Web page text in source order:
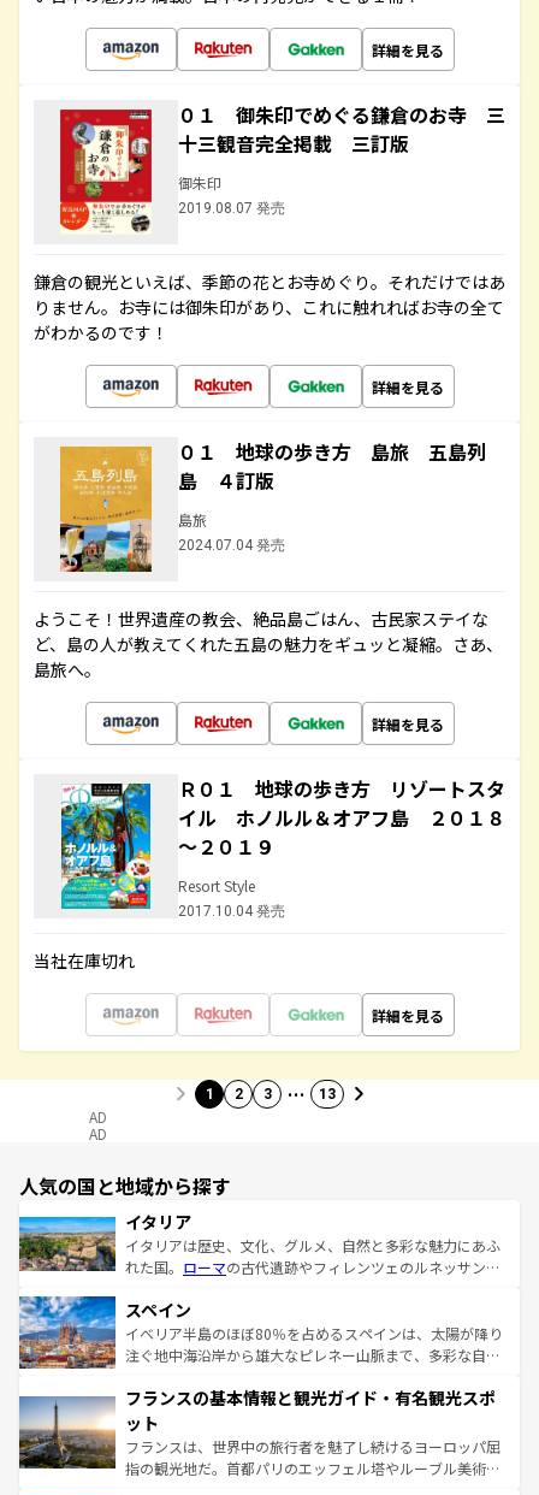
詳細を見る
０１ 御朱印でめぐる鎌倉のお寺 三
十三観音完全掲載 三訂版
御朱印
2019.08.07 発売
鎌倉の観光といえば、季節の花とお寺めぐり。それだけではあ
りません。お寺には御朱印があり、これに触れればお寺の全て
がわかるのです！
詳細を見る
０１ 地球の歩き方 島旅 五島列
島 ４訂版
島旅
2024.07.04 発売
ようこそ！世界遺産の教会、絶品島ごはん、古民家ステイな
ど、島の人が教えてくれた五島の魅力をギュッと凝縮。さあ、
島旅へ。
詳細を見る
Ｒ０１ 地球の歩き方 リゾートスタ
イル ホノルル＆オアフ島 ２０１８
～２０１９
Resort Style
2017.10.04 発売
当社在庫切れ
詳細を見る
1 2 3 … 13
AD
AD
人気の国と地域から探す
イタリア
イタリアは歴史、文化、グルメ、自然と多彩な魅力にあふ
れた国。 ローマの古代遺跡やフィレンツェのルネッサンス
ろん、トスカーナの美しい田園風景やアマルフィ海岸の絶
景など、自然景観も見逃せない。観光の合間には、本場の
ピザやパスタなど、絶品のイタリア料理を堪能することも
ませてくれるイタリアで、忘れられない旅をしてみよう！
なお、新着のイタリア情報は
しい。
スペイン
イベリア半島のほぼ80％を占めるスペインは、太陽が降り
注ぐ地中海沿岸から雄大なピレネー山脈まで、多彩な自然
文化が根付くこの国では、情熱的なフラメンコ、熱気あふ
れる闘牛、そして美味しいタパスが生活の一部となってい
る。首都マドリードの洗練された雰囲気や、バルセロナの
アートに溢れた街角から、地方では古代ローマ遺跡や中世
フランスの基本情報と観光ガイド・有名観光スポ
ット
フランスは、世界中の旅行者を魅了し続けるヨーロッパ屈
指の観光地だ。首都パリのエッフェル塔やルーブル美術館